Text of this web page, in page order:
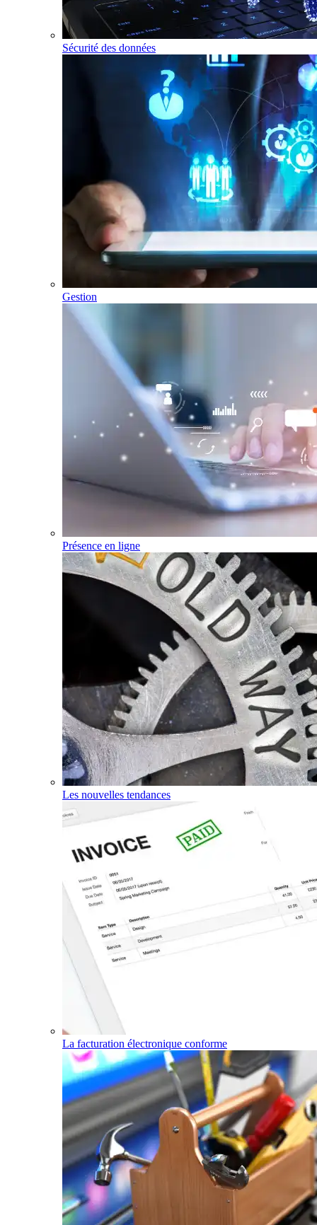
Sécurité des données
Gestion
Présence en ligne
Les nouvelles tendances
La facturation électronique conforme